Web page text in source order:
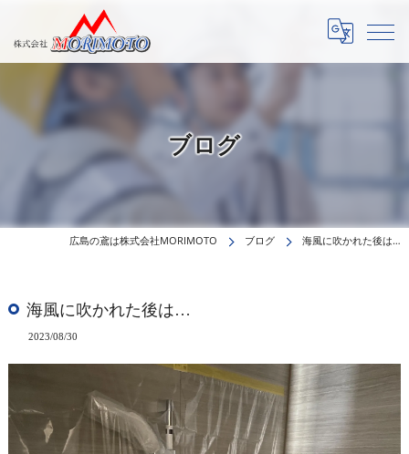
ブログ
広島の鳶は株式会社MORIMOTO ブログ 海風に吹かれた後は…
海風に吹かれた後は…
2023/08/30